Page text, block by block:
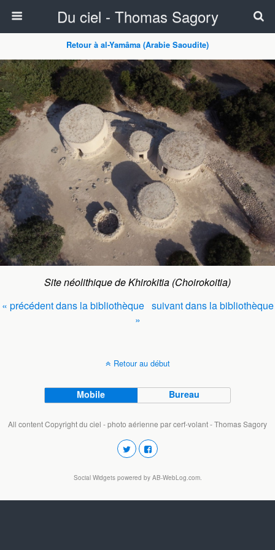
Du ciel - Thomas Sagory
Retour à al-Yamâma (Arabie Saoudite)
Site néolithique de Khirokitia (Choirokoitia)
« précédent dans la bibliothèque suivant dans la bibliothèque
»
Retour au début
Mobile Bureau
All content Copyright du ciel - photo aérienne par cerf-volant - Thomas Sagory
Social Widgetspowered by AB-WebLog.com.